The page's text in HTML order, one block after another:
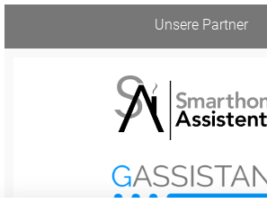
Unsere Partner